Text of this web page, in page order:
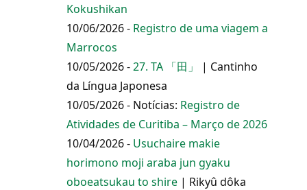
Kokushikan
10/06/2026 - Registro de uma viagem a
Marrocos
10/05/2026 -27. TA 「田」
| Cantinho
da Língua Japonesa
10/05/2026 - Notícias: Registro de
Atividades de Curitiba – Março de 2026
10/04/2026 - Usuchaire makie
horimono moji araba jun gyaku
oboeatsukau to shire | Rikyû dôka